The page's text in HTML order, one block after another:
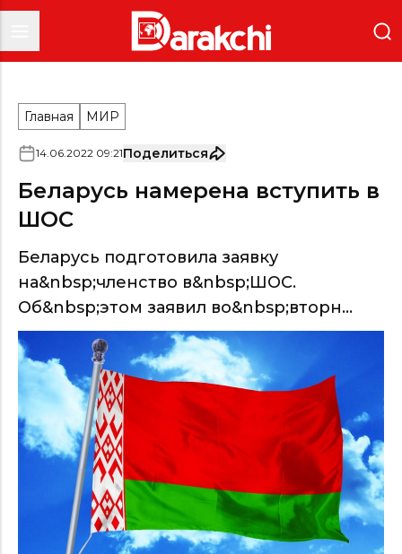
Главная МИР
14.06.2022 09:21Поделиться
Беларусь намерена вступить в
ШОС
Беларусь подготовила заявку
на&nbsp;членство в&nbsp;ШОС.
Об&nbsp;этом заявил во&nbsp;вторн...